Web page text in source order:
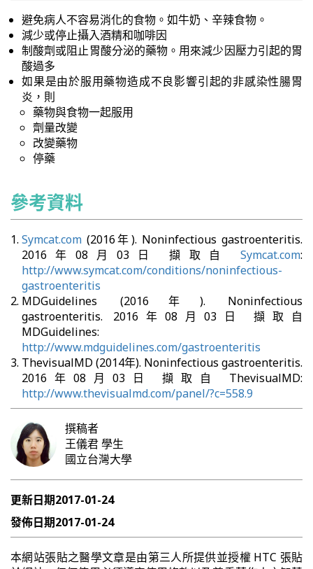
避免病人不容易消化的食物。如牛奶、辛辣食物。
減少或停止攝入酒精和咖啡因
制酸劑或阻止胃酸分泌的藥物。用來減少因壓力引起的胃
酸過多
如果是由於服用藥物造成不良影響引起的非感染性腸胃
炎，則
藥物與食物一起服用
劑量改變
改變藥物
停藥
參考資料
Symcat.com (2016年). Noninfectious gastroenteritis.
2016年08月03日 擷取自 Symcat.com:
http://www.symcat.com/conditions/noninfectious-
gastroenteritis
MDGuidelines (2016年). Noninfectious
gastroenteritis. 2016年08月03日 擷取自
MDGuidelines:
http://www.mdguidelines.com/gastroenteritis
ThevisualMD (2014年). Noninfectious gastroenteritis.
2016年08月03日 擷取自 ThevisualMD:
http://www.thevisualmd.com/panel/?c=558.9
撰稿者
王儀君學生
國立台灣大學
更新日期2017-01-24
發佈日期2017-01-24
本網站張貼之醫學文章是由第三人所提供並授權 HTC 張貼